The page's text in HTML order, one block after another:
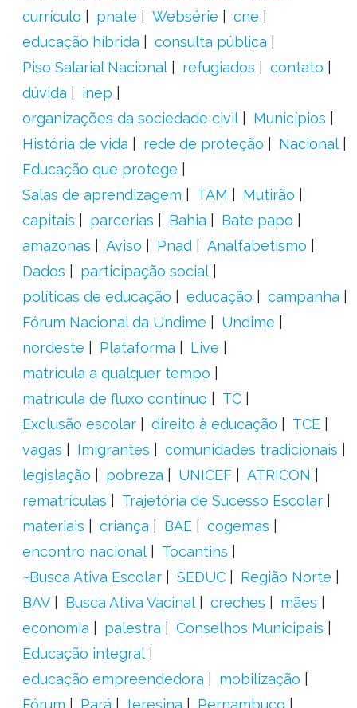
currículo
pnate Websérie
cne
educação híbrida
consulta pública
Piso Salarial Nacional
refugiados
contato
dúvida
inep
organizações da sociedade civil
Municípios
História de vida
rede de proteção
Nacional
Educação que protege
Salas de aprendizagem
TAM
Mutirão
capitais
parcerias Bahia
Bate papo
amazonas
Aviso Pnad
Analfabetismo
Dados
participação social
políticas de educação
educação
campanha
Fórum Nacional da Undime
Undime
nordeste
Plataforma
Live
matrícula a qualquer tempo
matrícula de fluxo contínuo
TC
Exclusão escolar
direito à educação
TCE
vagas
Imigrantes
comunidades tradicionais
legislação
pobreza UNICEF
ATRICON
rematrículas
Trajetória de Sucesso Escolar
materiais
criança BAE
cogemas
encontro nacional
Tocantins
~Busca Ativa Escolar
SEDUC
Região Norte
BAV
Busca Ativa Vacinal creches
mães
economia
palestra
Conselhos Municipais
Educação integral
educação empreendedora
mobilização
Fórum
Pará teresina Pernambuco